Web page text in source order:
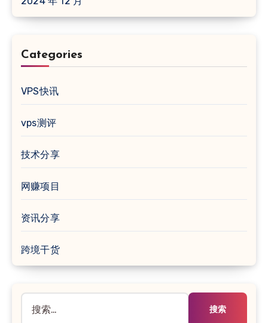
Categories
VPS快讯
vps测评
技术分享
网赚项目
资讯分享
跨境干货
索：